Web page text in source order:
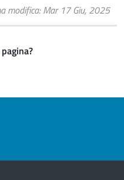
modifica Mar 17 Giu, 2025